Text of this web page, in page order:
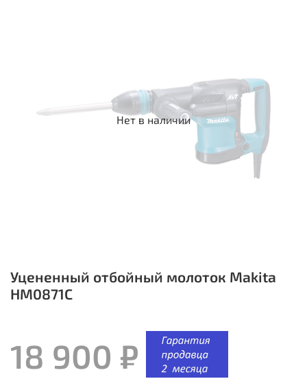
Нет в наличии
Уцененный отбойный молоток Makita
HM0871C
18 900 ₽